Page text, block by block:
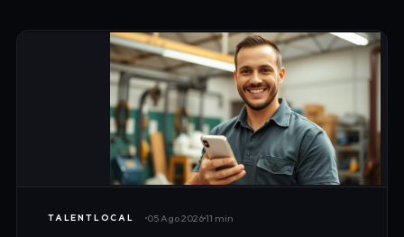
TALENTLOCAL 05 Ago 202611 min